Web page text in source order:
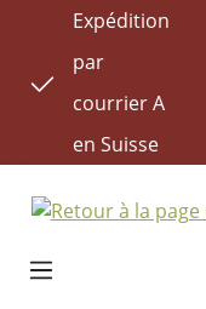
Passer au contenu
Expédition
par
courrier A
en Suisse